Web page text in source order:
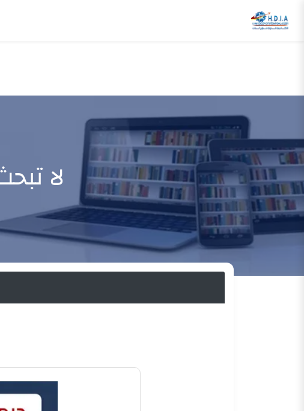
لا
الرئيسية جيهانيات لا تبحث عن السعادة حيث فقدتها